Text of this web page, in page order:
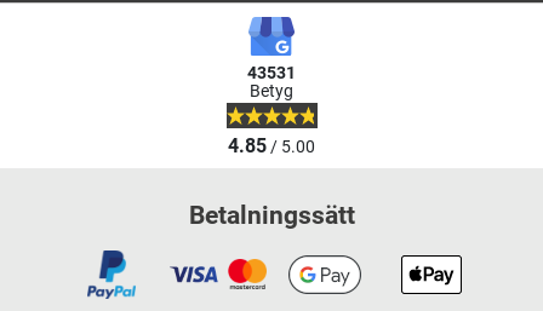
43531
Betyg
4.85/ 5.00
Betalningssätt